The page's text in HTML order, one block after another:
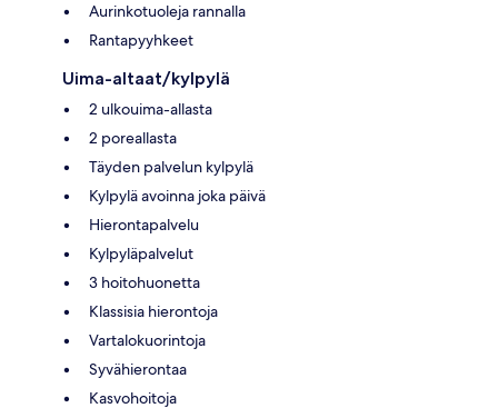
Aurinkotuoleja rannalla
Rantapyyhkeet
Uima-altaat/kylpylä
2 ulkouima-allasta
2 poreallasta
Täyden palvelun kylpylä
Kylpylä avoinna joka päivä
Hierontapalvelu
Kylpyläpalvelut
3 hoitohuonetta
Klassisia hierontoja
Vartalokuorintoja
Syvähierontaa
Kasvohoitoja